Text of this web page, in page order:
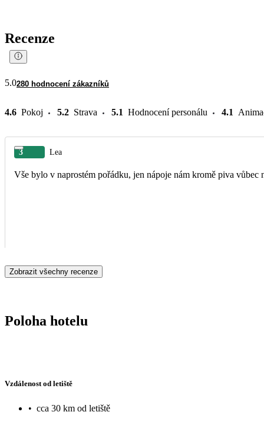
Recenze
5.0280 hodnocení zákazníků
4.6 Pokoj 5.2 Strava 5.1 Hodnocení personálu 4.1
3 Lea
Vše bylo v naprostém pořádku, jen nápoje nám kromě piva vůbec
Zobrazit všechny recenze
Poloha hotelu
Vzdálenost od letiště
• cca 30 km od letiště